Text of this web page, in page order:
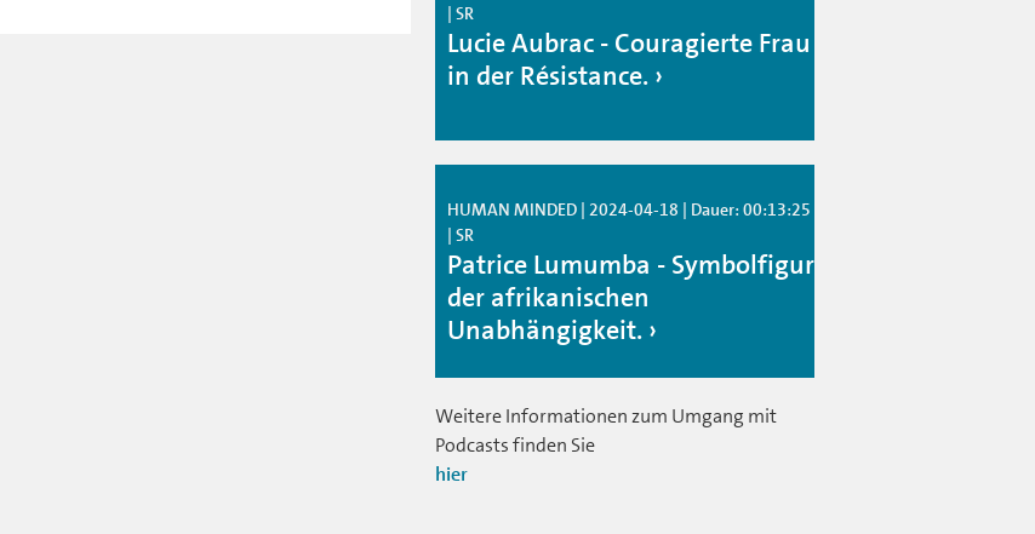
| SR
Lucie Aubrac - Couragierte Frau
in der Résistance.
HUMAN MINDED | 2024-04-18 | Dauer: 00:13:25
| SR
Patrice Lumumba - Symbolfigur
der afrikanischen
Unabhängigkeit.
Weitere Informationen zum Umgang mit
Podcasts finden Sie
hier